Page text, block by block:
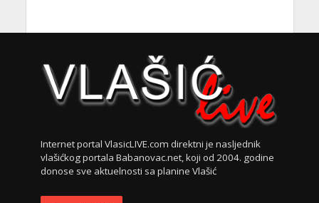
Internet portal VlasicLIVE.com direktni je nasljednik
vlašićkog portala Babanovac.net, koji od 2004. godine
donose sve aktuelnosti sa planine Vlašić